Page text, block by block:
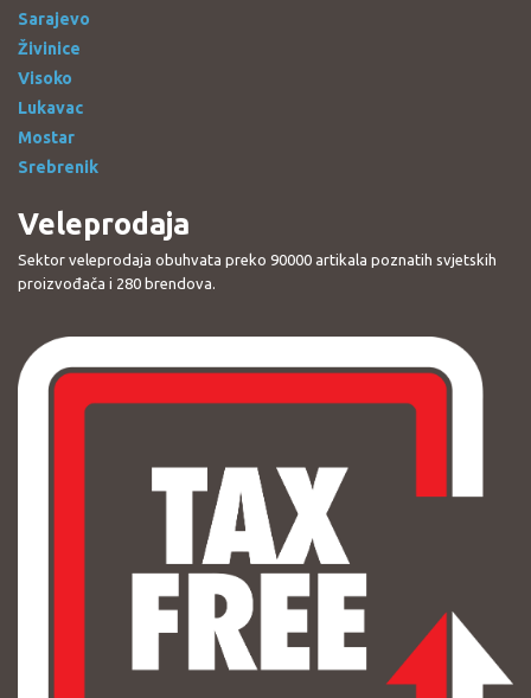
Sarajevo
Živinice
Visoko
Lukavac
Mostar
Srebrenik
Veleprodaja
Sektor veleprodaja obuhvata preko 90000 artikala poznatih svjetskih
proizvođača i 280 brendova.